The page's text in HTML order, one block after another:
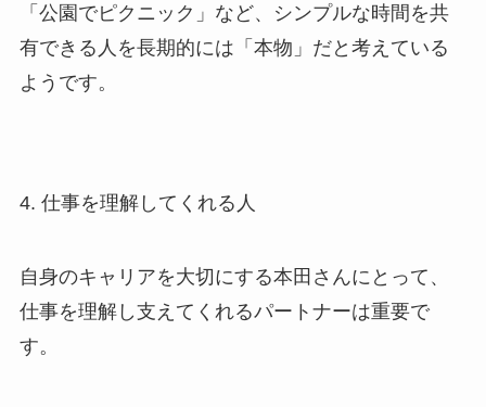
「公園でピクニック」など、シンプルな時間を共
有できる人を長期的には「本物」だと考えている
ようです。
4. 仕事を理解してくれる人
自身のキャリアを大切にする本田さんにとって、
仕事を理解し支えてくれるパートナーは重要で
す。